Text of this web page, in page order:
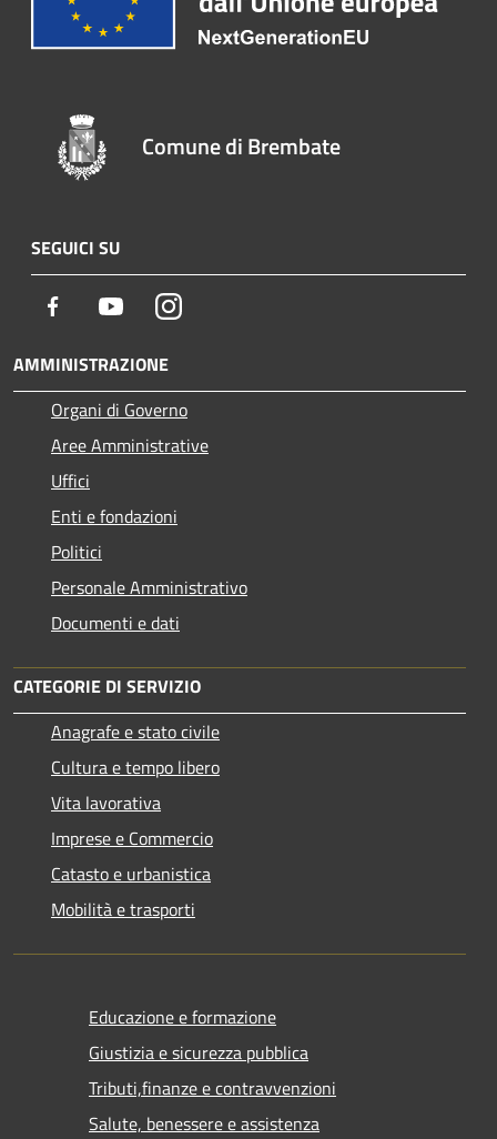
Comune di Brembate
SEGUICI SU
Facebook YoutubeInstagram
AMMINISTRAZIONE
Organi di Governo
Aree Amministrative
Uffici
Enti e fondazioni
Politici
Personale Amministrativo
Documenti e dati
CATEGORIE DI SERVIZIO
Anagrafe e stato civile
Cultura e tempo libero
Vita lavorativa
Imprese e Commercio
Catasto e urbanistica
Mobilità e trasporti
Educazione e formazione
Giustizia e sicurezza pubblica
Tributi,finanze e contravvenzioni
Salute, benessere e assistenza